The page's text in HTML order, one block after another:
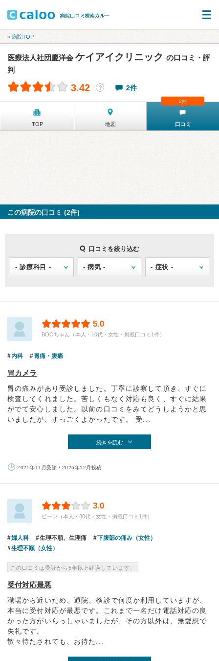
« 病院TOP
医療法人社団慶洋会 ケイアイクリニック の口コミ・評
判
3.42 ？ 2件
TOP 地図 口コミ
2件
この病院の口コミ (2件)
口コミを絞り込む
5.0
BOOちゃん（本人・10代・女性・掲載口コミ1件）
内科 胃痛・腹痛
胃カメラ
胃の痛みがあり受診しました。丁寧に診察して頂き、すぐに
検査してくれました。苦しくもなく対応も良く、すぐに結果
がでて安心しました。以前の口コミをみてどうしようかと思
いましたが、すっごくよかったです。 受...
続きを読む
2025年11月受診 / 2025年12月投稿
3.0
ビーン（本人・30代・女性・掲載口コミ1件）
婦人科 生理不順、生理痛
下腹部の痛み（女性）
生理不順（女性）
この口コミは受診から5年以上経過しています。
受付対応最悪
職場から近いため、通院、検診で何度か利用していますが、
本当に受付対応が最悪です。これまで一名だけ電話対応の良
かった方がいらっしゃいましたが、その方以外は、無愛想で
失礼です。
散々待たされても、お待た...